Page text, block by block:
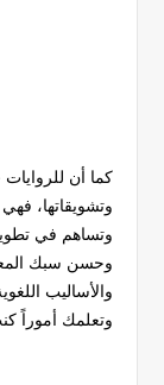
كما أن
وتشويقاتها،
وتساهم في
وحسن سبك
والأساليب
وتعلمك أموراً